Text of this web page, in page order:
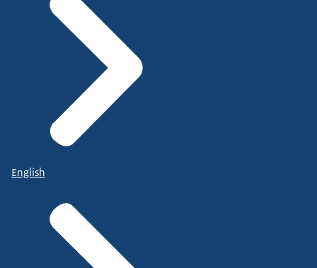
English